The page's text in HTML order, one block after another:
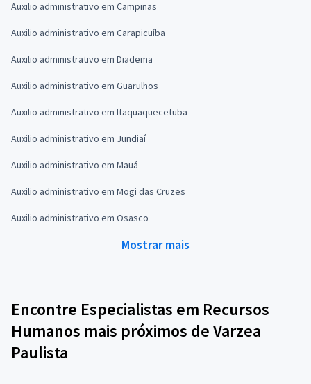
Auxilio administrativo em Campinas
Auxilio administrativo em Carapicuíba
Auxilio administrativo em Diadema
Auxilio administrativo em Guarulhos
Auxilio administrativo em Itaquaquecetuba
Auxilio administrativo em Jundiaí
Auxilio administrativo em Mauá
Auxilio administrativo em Mogi das Cruzes
Auxilio administrativo em Osasco
Mostrar mais
Encontre Especialistas em Recursos
Humanos mais próximos de Varzea
Paulista